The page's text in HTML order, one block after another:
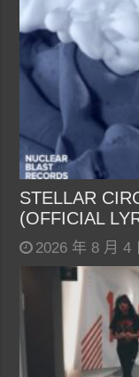
STELLAR
(OFFICIAL
2026 年 8 月 4